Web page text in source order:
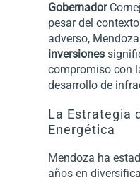
Gobernador
pesar del
adverso,
inversiones
compromiso con
desarrollo de
La Estrategia
Energética
Mendoza ha
años en